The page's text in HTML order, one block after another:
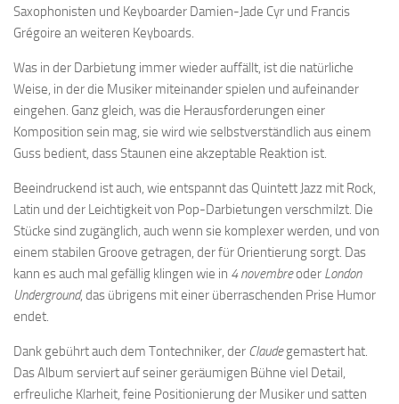
Saxophonisten und Keyboarder Damien-Jade Cyr und Francis
Grégoire an weiteren Keyboards.
Was in der Darbietung immer wieder auffällt, ist die natürliche
Weise, in der die Musiker miteinander spielen und aufeinander
eingehen. Ganz gleich, was die Herausforderungen einer
Komposition sein mag, sie wird wie selbstverständlich aus einem
Guss bedient, dass Staunen eine akzeptable Reaktion ist.
Beeindruckend ist auch, wie entspannt das Quintett Jazz mit Rock,
Latin und der Leichtigkeit von Pop-Darbietungen verschmilzt. Die
Stücke sind zugänglich, auch wenn sie komplexer werden, und von
einem stabilen Groove getragen, der für Orientierung sorgt. Das
kann es auch mal gefällig klingen wie in 4 novembreoder London
Underground, das übrigens mit einer überraschenden Prise Humor
endet.
Dank gebührt auch dem Tontechniker, der Claudegemastert hat.
Das Album serviert auf seiner geräumigen Bühne viel Detail,
erfreuliche Klarheit, feine Positionierung der Musiker und satten